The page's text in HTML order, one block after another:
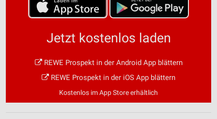
Jetzt kostenlos laden
REWE Prospekt in der Android App blättern
REWE Prospekt in der iOS App blättern
Kostenlos im App Store erhältlich